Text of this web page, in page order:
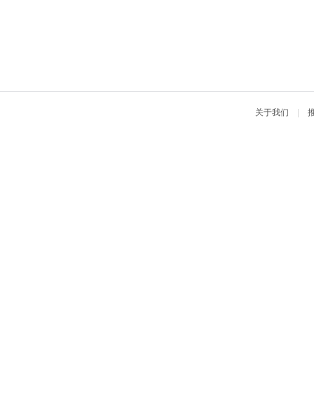
关于我们